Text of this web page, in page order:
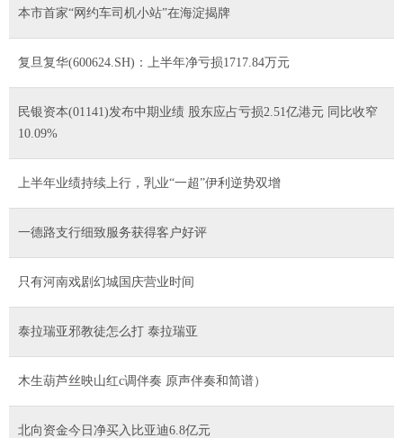
本市首家“网约车司机小站”在海淀揭牌
复旦复华(600624.SH)：上半年净亏损1717.84万元
民银资本(01141)发布中期业绩 股东应占亏损2.51亿港元 同比收窄
10.09%
上半年业绩持续上行，乳业“一超”伊利逆势双增
一德路支行细致服务获得客户好评
只有河南戏剧幻城国庆营业时间
泰拉瑞亚邪教徒怎么打 泰拉瑞亚
木生葫芦丝映山红c调伴奏 原声伴奏和简谱）
北向资金今日净买入比亚迪6.8亿元